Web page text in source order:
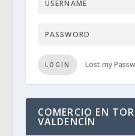
LOGIN Lost my
COMERCIO EN
VALDENCÍN